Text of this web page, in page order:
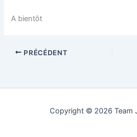
A bientôt
PRÉCÉDENT
Copyright © 2026 Team